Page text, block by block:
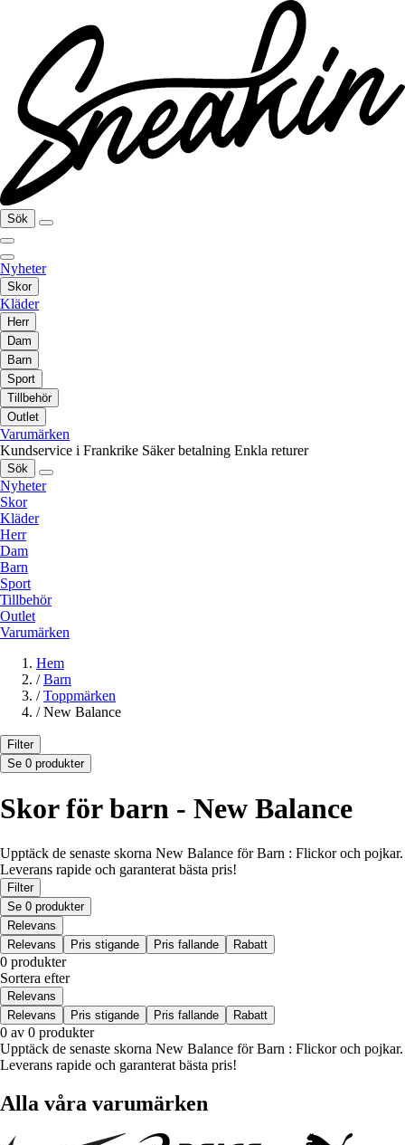
Sök
Nyheter
Skor
Kläder
Herr
Dam
Barn
Sport
Tillbehör
Outlet
Varumärken
Kundservice i Frankrike Säker betalning Enkla returer
Sök
Nyheter
Skor
Kläder
Herr
Dam
Barn
Sport
Tillbehör
Outlet
Varumärken
Hem
/ Barn
/ Toppmärken
/ New Balance
Filter
Se 0 produkter
Skor för barn - New Balance
Upptäck de senaste skorna New Balance för Barn : Flickor och pojkar.
Leverans rapide och garanterat bästa pris!
Filter
Se 0 produkter
Relevans
Relevans
Pris stigande Pris fallande Rabatt
0 produkter
Sortera efter
Relevans
Relevans
Pris stigande Pris fallande Rabatt
0 av 0 produkter
Upptäck de senaste skorna New Balance för Barn : Flickor och pojkar.
Leverans rapide och garanterat bästa pris!
Alla våra varumärken